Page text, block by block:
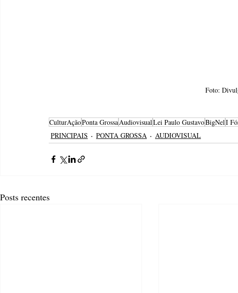
Foto:
CulturAçãoPonta GrossaAudiovisualLei Paulo GustavoBigNelI
PRINCIPAIS
PONTA GROSSA AUDIOVISUAL
Posts recentes